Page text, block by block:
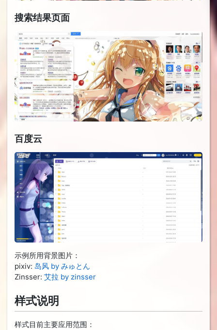
搜索结果页面
百度云
示例所用背景图片：
pixiv: 岛风 by みゅとん
Zinsser: 艾拉 by zinsser
样式说明
样式目前主要应用范围：